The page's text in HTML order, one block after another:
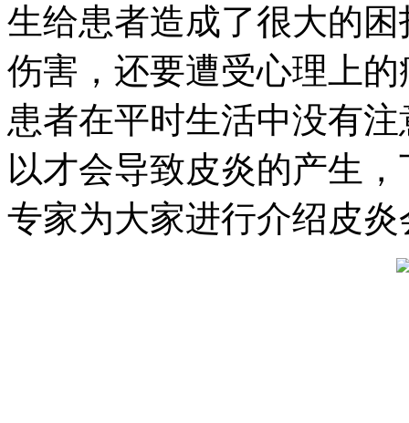
生给患者造成了很大的
伤害，还要遭受心理上
患者在平时生活中没有
以才会导致皮炎的产生
专家为大家进行介绍皮